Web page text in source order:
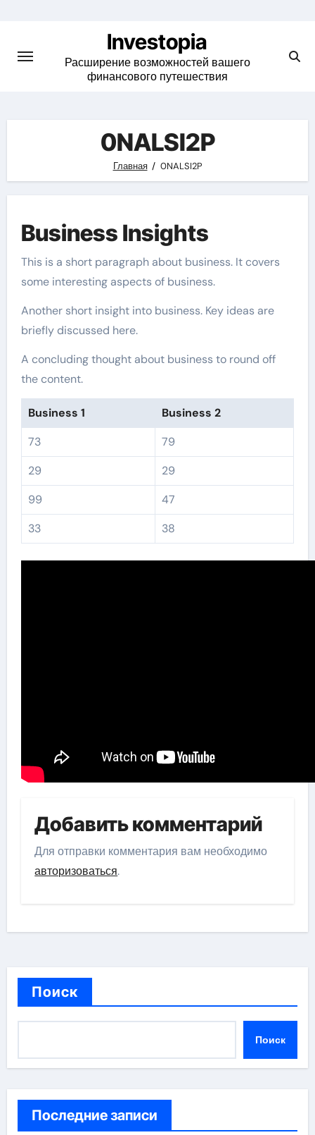
content
Investopia
Расширение возможностей вашего
финансового путешествия
0NALSI2P
Главная 0NALSI2P
Business Insights
This is a short paragraph about business. It covers
some interesting aspects of business.
Another short insight into business. Key ideas are
briefly discussed here.
A concluding thought about business to round off
the content.
Business 1
Business 2
73
79
29
29
99
47
33
38
Добавить комментарий
Для отправки комментария вам необходимо
авторизоваться.
Поиск
Поиск
Последние записи